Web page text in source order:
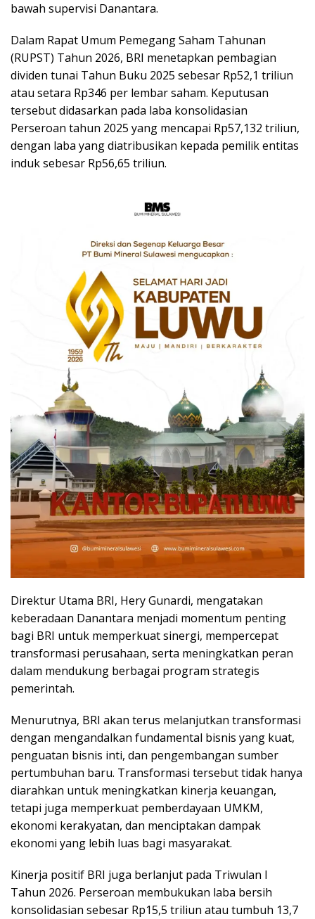
bawah supervisi Danantara.
Dalam Rapat Umum Pemegang Saham Tahunan
(RUPST) Tahun 2026, BRI menetapkan pembagian
dividen tunai Tahun Buku 2025 sebesar Rp52,1 triliun
atau setara Rp346 per lembar saham. Keputusan
tersebut didasarkan pada laba konsolidasian
Perseroan tahun 2025 yang mencapai Rp57,132 triliun,
dengan laba yang diatribusikan kepada pemilik entitas
induk sebesar Rp56,65 triliun.
Direktur Utama BRI, Hery Gunardi, mengatakan
keberadaan Danantara menjadi momentum penting
bagi BRI untuk memperkuat sinergi, mempercepat
transformasi perusahaan, serta meningkatkan peran
dalam mendukung berbagai program strategis
pemerintah.
Menurutnya, BRI akan terus melanjutkan transformasi
dengan mengandalkan fundamental bisnis yang kuat,
penguatan bisnis inti, dan pengembangan sumber
pertumbuhan baru. Transformasi tersebut tidak hanya
diarahkan untuk meningkatkan kinerja keuangan,
tetapi juga memperkuat pemberdayaan UMKM,
ekonomi kerakyatan, dan menciptakan dampak
ekonomi yang lebih luas bagi masyarakat.
Kinerja positif BRI juga berlanjut pada Triwulan I
Tahun 2026. Perseroan membukukan laba bersih
konsolidasian sebesar Rp15,5 triliun atau tumbuh 13,7